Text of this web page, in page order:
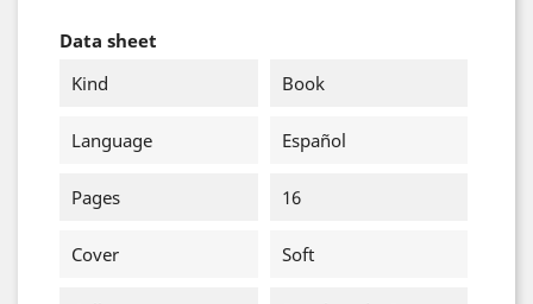
Data sheet
Kind
Book
Language Español
Pages 16
Cover Soft